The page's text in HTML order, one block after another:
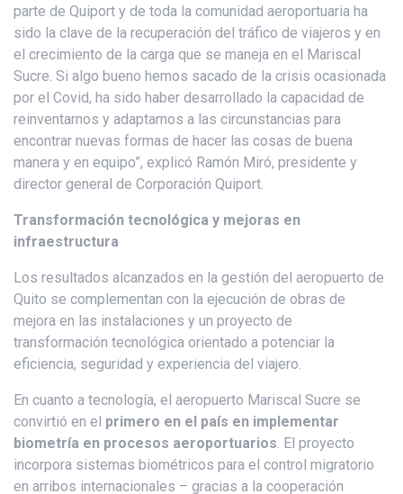
parte de Quiport y de toda la comunidad aeroportuaria ha
sido la clave de la recuperación del tráfico de viajeros y en
el crecimiento de la carga que se maneja en el Mariscal
Sucre. Si algo bueno hemos sacado de la crisis ocasionada
por el Covid, ha sido haber desarrollado la capacidad de
reinventarnos y adaptarnos a las circunstancias para
encontrar nuevas formas de hacer las cosas de buena
manera y en equipo”, explicó Ramón Miró, presidente y
director general de Corporación Quiport.
Transformación tecnológica y mejoras en
infraestructura
Los resultados alcanzados en la gestión del aeropuerto de
Quito se complementan con la ejecución de obras de
mejora en las instalaciones y un proyecto de
transformación tecnológica orientado a potenciar la
eficiencia, seguridad y experiencia del viajero.
En cuanto a tecnología, el aeropuerto Mariscal Sucre se
convirtió en el primero en el país en implementar
biometría en procesos aeroportuarios. El proyecto
incorpora sistemas biométricos para el control migratorio
en arribos internacionales – gracias a la cooperación